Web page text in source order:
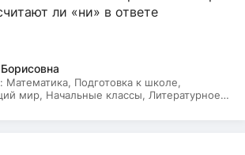
ли «ни» в ответе
Математика, Подготовка к школе,
мир, Начальные классы, Литературное